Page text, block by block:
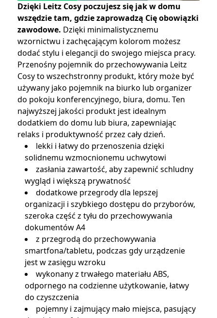
Dzięki Leitz Cosy poczujesz się jak w domu
wszędzie tam, gdzie zaprowadzą Cię obowiązki
zawodowe. Dzięki minimalistycznemu
wzornictwu i zachęcającym kolorom możesz
dodać stylu i elegancji do swojego miejsca pracy.
Przenośny pojemnik do przechowywania Leitz
Cosy to wszechstronny produkt, który może być
używany jako pojemnik na biurko lub organizer
do pokoju konferencyjnego, biura, domu. Ten
najwyższej jakości produkt jest idealnym
dodatkiem do domu lub biura, zapewniając
relaks i produktywność przez cały dzień.
lekki i łatwy do przenoszenia dzięki
solidnemu wzmocnionemu uchwytowi
zasłania zawartość, aby zapewnić schludny
wygląd i większą prywatność
dodatkowe przegrody dla lepszej
organizacji i szybkiego dostępu do przyborów,
szeroka część z tyłu do przechowywania
dokumentów A4
z przegrodą do przechowywania
smartfona/tabletu, podczas gdy urządzenie
jest w zasięgu wzroku
wykonany z trwałego materiału ABS,
odpornego na codzienne użytkowanie, łatwy
do czyszczenia
pojemny i zajmujący mało miejsca, pasujący